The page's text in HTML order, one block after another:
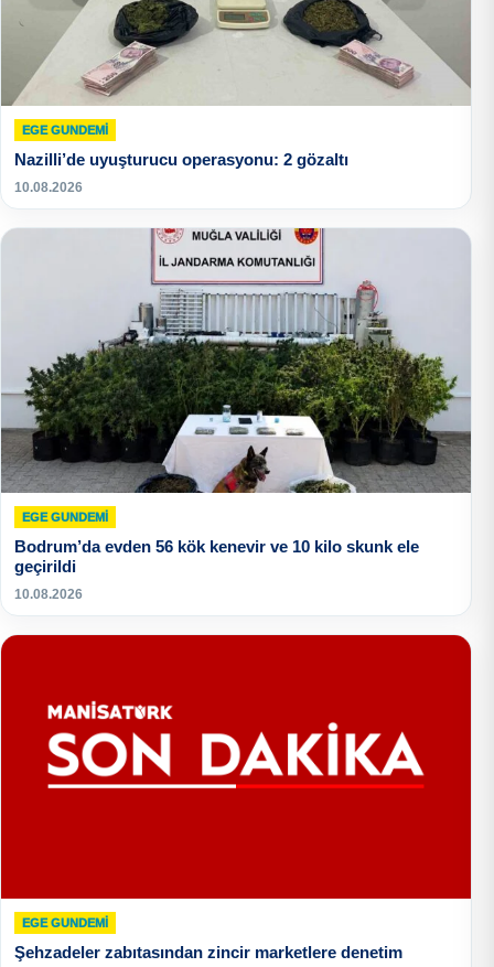
EGE GUNDEMİ
Nazilli’de uyuşturucu operasyonu: 2 gözaltı
10.08.2026
EGE GUNDEMİ
Bodrum’da evden 56 kök kenevir ve 10 kilo skunk ele
geçirildi
10.08.2026
EGE GUNDEMİ
Şehzadeler zabıtasından zincir marketlere denetim